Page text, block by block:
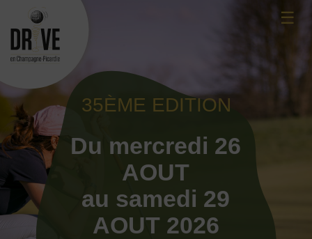
content
☰
35ÈME EDITION
Du mercredi 26
AOUT
au samedi 29
AOUT 2026